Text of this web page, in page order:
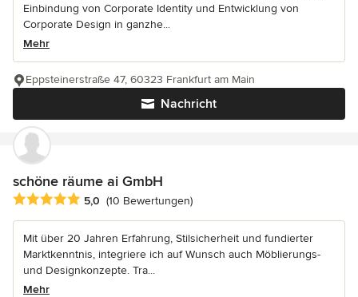
Einbindung von Corporate Identity und Entwicklung von
Corporate Design in ganzhe...
Mehr
Nachricht
Eppsteinerstraße 47, 60323 Frankfurt am Main
schöne räume ai GmbH
Durchschnittliche Bewertung: 5 von 5 Sternen
5,0 (10 Bewertungen)
Mit über 20 Jahren Erfahrung, Stilsicherheit und fundierter
Marktkenntnis, integriere ich auf Wunsch auch Möblierungs-
und Designkonzepte. Tra...
Mehr